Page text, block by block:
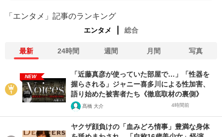
「エンタメ」記事のランキング
エンタメ 総合
最新 24時間 週間 月間 写真
NEW
「近藤真彦が使っていた部屋で…」「性器を
握らされる」ジャニー喜多川による性加害、
語り始めた被害者たち《徹底取材の裏側》
髙橋 大介 4時間前
ヤクザ顔負けの「血みどろ情事」豊満な身体